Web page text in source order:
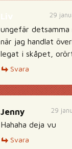
29
ungefär detsamma
när jag handlat
legat i skåpet,
Svara
29
Jenny
Hahaha deja vu
Svara